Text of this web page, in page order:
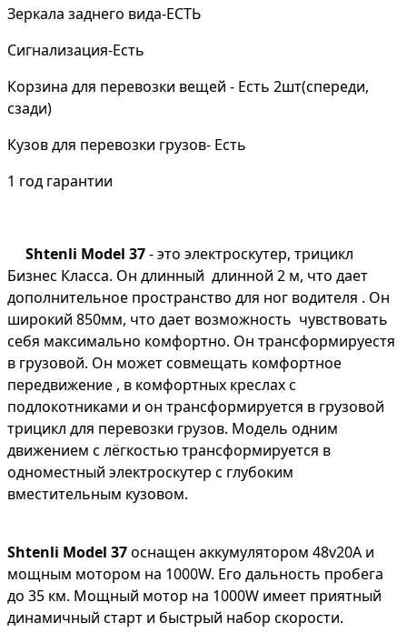
Зеркала заднего вида-ЕСТЬ
Сигнализация-Есть
Корзина для перевозки вещей - Есть 2шт(спереди,
сзади)
Кузов для перевозки грузов- Есть
1 год гарантии
Shtenli Model 37- это электроскутер, трицикл
Бизнес Класса. Он длинный длинной 2 м, что дает
дополнительное пространство для ног водителя . Он
широкий 850мм, что дает возможность чувствовать
себя максимально комфортно. Он трансформируестя
в грузовой. Он может совмещать комфортное
передвижение , в комфортных креслах с
подлокотниками и он трансформируется в грузовой
трицикл для перевозки грузов. Модель одним
движением с лёгкостью трансформируется в
одноместный электроскутер с глубоким
вместительным кузовом.
Shtenli Model 37оснащен аккумулятором 48v20А и
мощным мотором на 1000W. Его дальность пробега
до 35 км. Мощный мотор на 1000W имеет приятный
динамичный старт и быстрый набор скорости.